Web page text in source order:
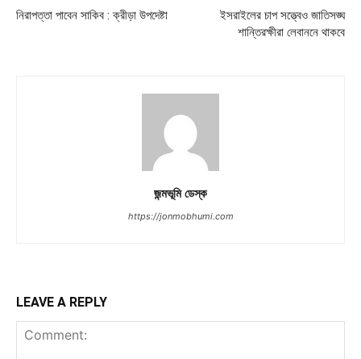
নিরাপত্তা পাবেন সাকিব : ক্রীড়া উপদেষ্টা
ইসরাইলের চাপ সত্ত্বেও জাতিসঙ্ঘ
শান্তিরক্ষীরা লেবাননে থাকবে
জন্মভূমি ডেস্ক
https://jonmobhumi.com
LEAVE A REPLY